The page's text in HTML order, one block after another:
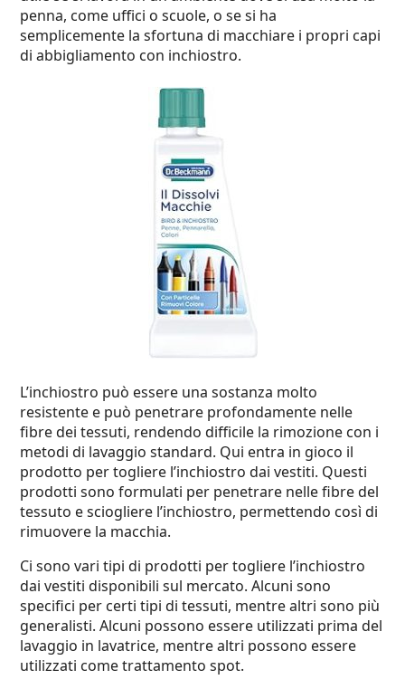
penna, come uffici o scuole, o se si ha
semplicemente la sfortuna di macchiare i propri capi
di abbigliamento con inchiostro.
L’inchiostro può essere una sostanza molto
resistente e può penetrare profondamente nelle
fibre dei tessuti, rendendo difficile la rimozione con i
metodi di lavaggio standard. Qui entra in gioco il
prodotto per togliere l’inchiostro dai vestiti. Questi
prodotti sono formulati per penetrare nelle fibre del
tessuto e sciogliere l’inchiostro, permettendo così di
rimuovere la macchia.
Ci sono vari tipi di prodotti per togliere l’inchiostro
dai vestiti disponibili sul mercato. Alcuni sono
specifici per certi tipi di tessuti, mentre altri sono più
generalisti. Alcuni possono essere utilizzati prima del
lavaggio in lavatrice, mentre altri possono essere
utilizzati come trattamento spot.